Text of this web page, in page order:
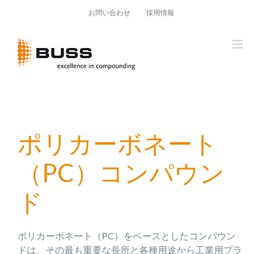
お問い合わせ 採用情報
ポリカーボネート
（PC）コンパウン
ド
ポリカーボネート（PC）をベースとしたコンパウン
ドは、その最も重要な長所と各種用途から工業用プラ